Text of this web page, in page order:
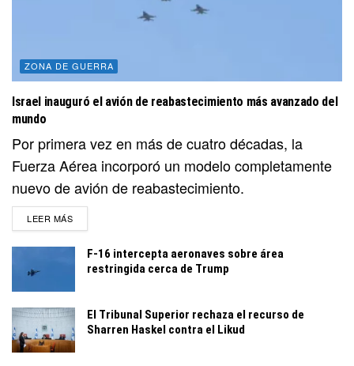
ZONA DE GUERRA
Israel inauguró el avión de reabastecimiento más avanzado del
mundo
Por primera vez en más de cuatro décadas, la
Fuerza Aérea incorporó un modelo completamente
nuevo de avión de reabastecimiento.
LEER MÁSDETAILS
F-16 intercepta aeronaves sobre área
restringida cerca de Trump
El Tribunal Superior rechaza el recurso de
Sharren Haskel contra el Likud